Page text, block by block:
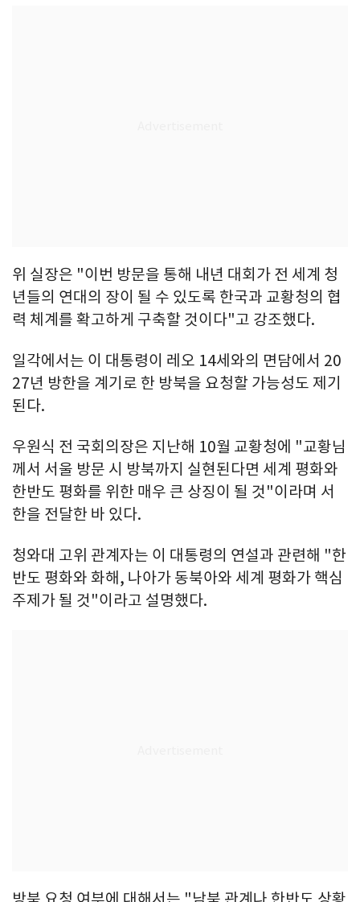
위 실장은 "이번 방문을 통해 내년 대회가 전 세계 청
년들의 연대의 장이 될 수 있도록 한국과 교황청의 협
력 체계를 확고하게 구축할 것이다"고 강조했다.
일각에서는 이 대통령이 레오 14세와의 면담에서 20
27년 방한을 계기로 한 방북을 요청할 가능성도 제기
된다.
우원식 전 국회의장은 지난해 10월 교황청에 "교황님
께서 서울 방문 시 방북까지 실현된다면 세계 평화와
한반도 평화를 위한 매우 큰 상징이 될 것"이라며 서
한을 전달한 바 있다.
청와대 고위 관계자는 이 대통령의 연설과 관련해 "한
반도 평화와 화해, 나아가 동북아와 세계 평화가 핵심
주제가 될 것"이라고 설명했다.